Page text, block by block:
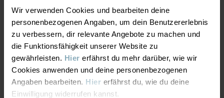
Wir verwenden Cookies und bearbeiten deine
personenbezogenen Angaben, um dein Benutzererlebnis
zu verbessern, dir relevante Angebote zu machen und
die Funktionsfähigkeit unserer Website zu
gewährleisten. Hier erfährst du mehr darüber, wie wir
Cookies anwenden und deine personenbezogenen
Angaben bearbeiten. Hier erfährst du, wie du deine
Einwilligung widerrufen kannst.
100% Cotton Organic
Pflegehinweise
WASCHEN
Maschinenwäsche 60 °C
LIEFERUNG UND RÜCKSENDUNG
Lieferung & Rücksendung
Lieferung
DAS KÖNNTE DIR AUCH GEFALLEN